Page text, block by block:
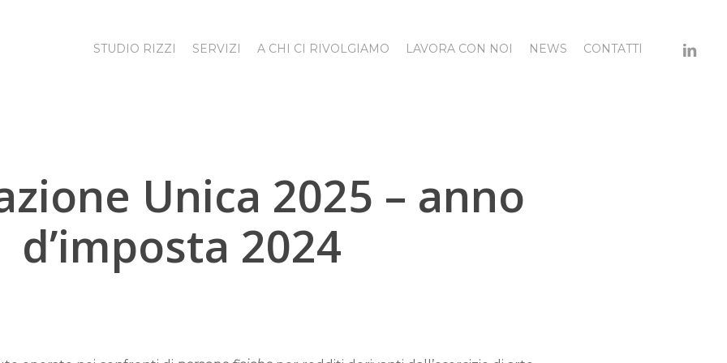
STUDIO RIZZI SERVIZI A CHI CI RIVOLGIAMO LAVORA CON NOI NEWS CONTATTI
Unica 2025 – anno
d’imposta 2024